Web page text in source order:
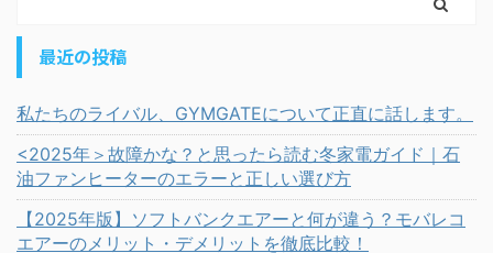
最近の投稿
私たちのライバル、GYMGATEについて正直に話します。
<2025年＞故障かな？と思ったら読む冬家電ガイド｜石
油ファンヒーターのエラーと正しい選び方
【2025年版】ソフトバンクエアーと何が違う？モバレコ
エアーのメリット・デメリットを徹底比較！